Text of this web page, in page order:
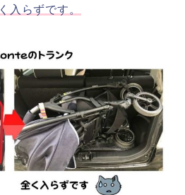
入らずです。